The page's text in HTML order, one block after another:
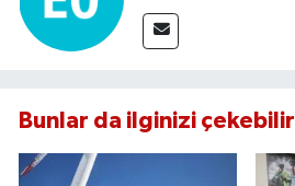
Bunlar da ilginizi çekebilir